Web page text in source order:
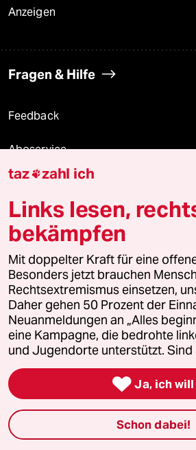
Anzeigen
Fragen & Hilfe
Feedback
Aboservice
ePaper Login
Downloads für Abonnierende
© 2026 taz Verlags und Vertriebs
Alle Rechte vorbehalten. Bei rechtlichen
wenden Sie sich bitte anlizenzen@taz.de
Feedback Redaktionsstatut
Leitlinie Datenschutz
Seitenwende Einwilligungen
taz zahl ich
Links lesen,
bekämpfen
Mit doppelter Kraft für eine
Besonders jetzt brauchen
Rechtsextremismus einsetzen,
Daher gehen 50 Prozent der
Neuanmeldungen an „Alles
eine Kampagne, die bedrohte
und Jugendorte unterstützt. Sind
 Ja, ich will
Schon dabei!